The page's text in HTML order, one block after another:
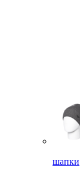
шапки